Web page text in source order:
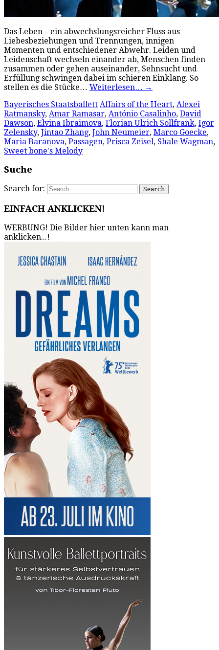
Das Leben – ein abwechslungsreicher Fluss aus
Liebesbeziehungen und Trennungen, innigen
Momenten und entschiedener Abwehr. Leiden und
Leidenschaft wechseln einander ab, Menschen finden
zusammen oder gehen auseinander, Sehnsucht und
Erfüllung schwingen dabei im schieren Einklang. So
stellen es die Stücke… Weiterlesen… →
Bayerisches Staatsballett Affairs of the Heart, Alexei
Ratmansky, Amar Ramasar, António Casalinho, David
Dawson, Elvina Ibraimova, Florian Ulrich Sollfrank, Igor
Zelensky, Jintao Zhang, John Neumeier, Marco Goecke,
Maria Baranova, Passagen, Prisca Zeisel, Shale Wagman,
Sweet bone's Melody
Suche
Search for:
EINFACH ANKLICKEN!
WERBUNG! Die Bilder hier unten kann man
anklicken...!